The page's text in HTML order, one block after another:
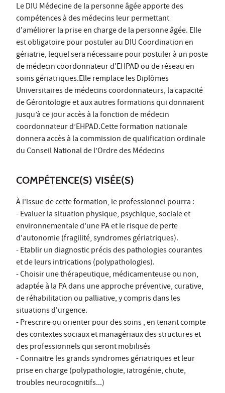
Le DIU Médecine de la personne âgée apporte des
compétences à des médecins leur permettant
d'améliorer la prise en charge de la personne âgée. Elle
est obligatoire pour postuler au DIU Coordination en
gériatrie, lequel sera nécessaire pour postuler à un poste
de médecin coordonnateur d'EHPAD ou de réseau en
soins gériatriques.Elle remplace les Diplômes
Universitaires de médecins coordonnateurs, la capacité
de Gérontologie et aux autres formations qui donnaient
jusqu’à ce jour accès à la fonction de médecin
coordonnateur d’EHPAD.Cette formation nationale
donnera accès à la commission de qualification ordinale
du Conseil National de l’Ordre des Médecins
COMPÉTENCE(S) VISÉE(S)
À l'issue de cette formation, le professionnel pourra :
- Evaluer la situation physique, psychique, sociale et
environnementale d'une PA et le risque de perte
d'autonomie (fragilité, syndromes gériatriques).
- Etablir un diagnostic précis des pathologies courantes
et de leurs intrications (polypathologies).
- Choisir une thérapeutique, médicamenteuse ou non,
adaptée à la PA dans une approche préventive, curative,
de réhabilitation ou palliative, y compris dans les
situations d'urgence.
- Prescrire ou orienter pour des soins , en tenant compte
des contextes sociaux et managériaux des structures et
des professionnels qui seront mobilisés
- Connaitre les grands syndromes gériatriques et leur
prise en charge (polypathologie, iatrogénie, chute,
troubles neurocognitifs...)